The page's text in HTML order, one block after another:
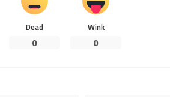
Dead
0
Wink
0